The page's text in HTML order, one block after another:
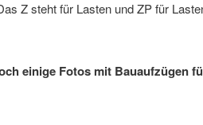
Z steht für Lasten und ZP für
einige Fotos mit Bauaufzügen